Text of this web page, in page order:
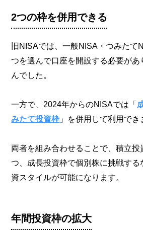
2つの枠を併用できる
旧NISAでは、一般NISA・つみたて
つを選んで口座を開設する必要が
んでした。
一方で、2024年からのNISAでは「
みたて投資枠 」を併用して利用でき
両者を組み合わせることで、積立投
つ、成長投資枠で個別株に挑戦する
資スタイルが可能になります。
年間投資枠の拡大